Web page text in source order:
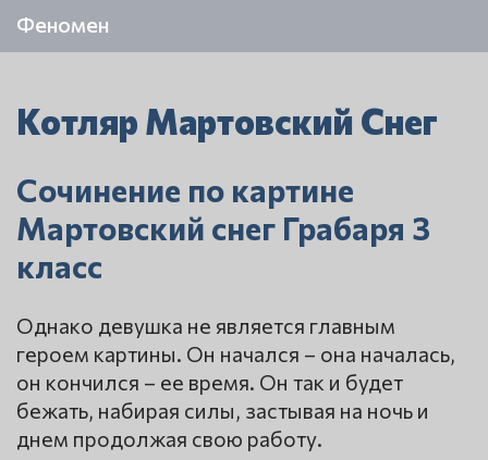
Феномен
Котляр Мартовский Снег
Сочинение по картине
Мартовский снег Грабаря 3
класс
Однако девушка не является главным
героем картины. Он начался – она началась,
он кончился – ее время. Он так и будет
бежать, набирая силы, застывая на ночь и
днем продолжая свою работу.